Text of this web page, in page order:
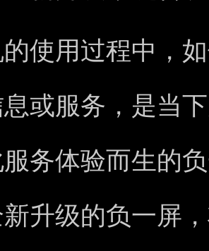
使用过程中，
或服务，是当
务体验而生的
升级的负一屏